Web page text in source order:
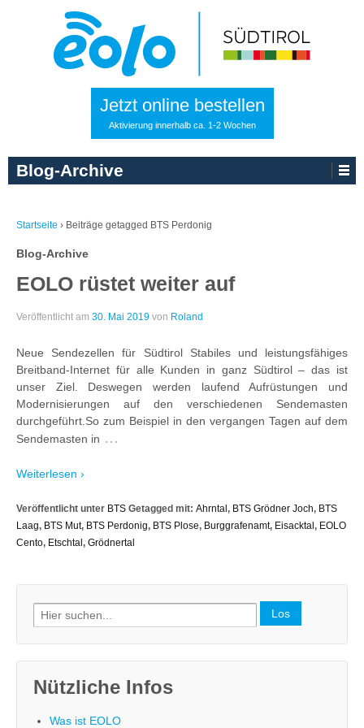
Jetzt online bestellen
Aktivierung innerhalb ca. 1-2 Wochen
Blog-Archive
Startseite › Beiträge getagged BTS Perdonig
Blog-Archive
EOLO rüstet weiter auf
Veröffentlicht am 30. Mai 2019 von Roland
Neue Sendezellen für Südtirol Stabiles und leistungsfähiges
Breitband-Internet für alle Kunden in ganz Südtirol – das ist
unser Ziel. Deswegen werden laufend Aufrüstungen und
Modernisierungen auf den verschiedenen Sendemasten
durchgeführt.So zum Beispiel in den vergangen Tagen auf dem
Sendemasten in …
Weiterlesen ›
Veröffentlicht unter BTS Getagged mit: Ahrntal , BTS Grödner Joch, BTS
Laag, BTS Mut, BTS Perdonig, BTS Plose, Burggrafenamt, Eisacktal , EOLO
Cento, Etschtal , Grödnertal
Search
for:
Nützliche Infos
Was ist EOLO